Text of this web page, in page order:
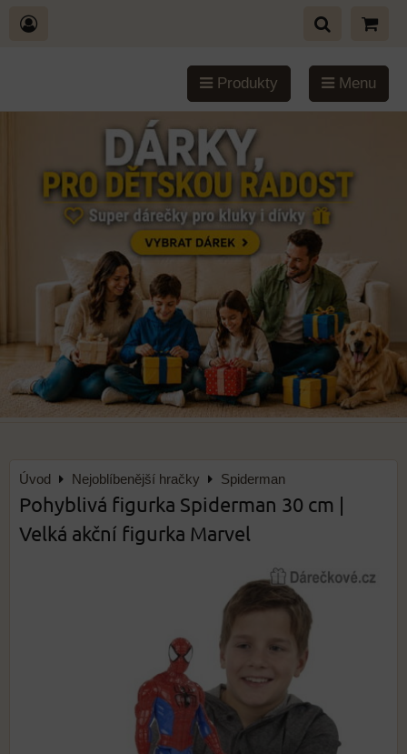
Produkty Menu
Úvod Nejoblíbenější hračky Spiderman
Pohyblivá figurka Spiderman 30 cm |
Velká akční figurka Marvel